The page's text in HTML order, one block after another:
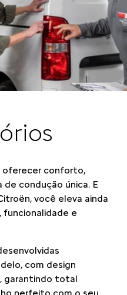
oferecer conforto,
condução única. E
, você eleva ainda
funcionalidade e
com design
garantindo total